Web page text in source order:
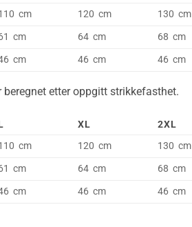
cm 120 cm 130 cm
cm 64 cm 68 cm
cm 46 cm 46 cm
etter oppgitt strikkefasthet.
XL 2XL
cm 120 cm 130 cm
cm 64 cm 68 cm
cm 46 cm 46 cm